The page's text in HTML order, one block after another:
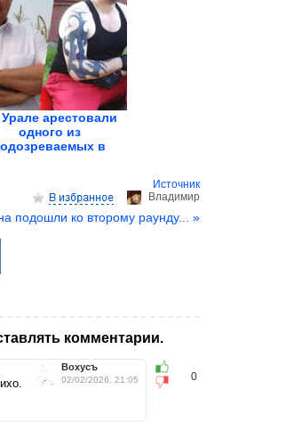
арестовали
одного из
в
Источник
Владимир
подошли ко второму раунду... »
комментарии.
0
Вохусъ
02/02/2026, 21:05